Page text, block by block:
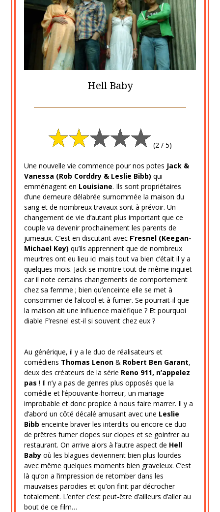
Hell Baby
29
novembre
(2 / 5)
Une nouvelle vie commence pour nos potes Jack &
Vanessa (Rob Corddry & Leslie Bibb) qui
emménagent en Louisiane. Ils sont propriétaires
d’une demeure délabrée surnommée la maison du
sang et de nombreux travaux sont à prévoir. Un
changement de vie d’autant plus important que ce
couple va devenir prochainement les parents de
jumeaux. C’est en discutant avec F’resnel (Keegan-
Michael Key) qu’ils apprennent que de nombreux
meurtres ont eu lieu ici mais tout va bien c’était il y a
quelques mois. Jack se montre tout de même inquiet
car il note certains changements de comportement
chez sa femme ; bien qu’enceinte elle se met à
consommer de l’alcool et à fumer. Se pourrait-il que
la maison ait une influence maléfique ? Et pourquoi
diable F’resnel est-il si souvent chez eux ?
Au générique, il y a le duo de réalisateurs et
comédiens Thomas Lenon& Robert Ben Garant,
deux des créateurs de la série Reno 911, n’appelez
pas ! Il n’y a pas de genres plus opposés que la
comédie et l’épouvante-horreur, un mariage
improbable et donc propice à nous faire marrer. Il y a
d’abord un côté décalé amusant avec une Leslie
Bibb enceinte braver les interdits ou encore ce duo
de prêtres fumer clopes sur clopes et se goinfrer au
restaurant. On arrive alors à l’autre aspect de Hell
Babyoù les blagues deviennent bien plus lourdes
avec même quelques moments bien graveleux. C’est
là qu’on a l’impression de retomber dans les
mauvaises parodies et qu’on finit par décrocher
totalement. L’enfer c’est peut-être d’ailleurs d’aller au
bout de ce film…